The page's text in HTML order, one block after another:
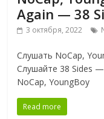
Again — 38
3 октября, 2022
Слушать NoCap,
Слушайте 38 Sides
NoCap, YoungBoy
Read more